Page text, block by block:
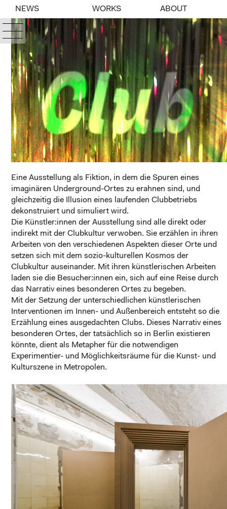
NEWS WORKS ABOUT
Eine Ausstellung als Fiktion, in dem die Spuren eines
imaginären Underground-Ortes zu erahnen sind, und
gleichzeitig die Illusion eines laufenden Clubbetriebs
dekonstruiert und simuliert wird.
Die Künstler:innen der Ausstellung sind alle direkt oder
indirekt mit der Clubkultur verwoben. Sie erzählen in ihren
Arbeiten von den verschiedenen Aspekten dieser Orte und
setzen sich mit dem sozio-kulturellen Kosmos der
Clubkultur auseinander. Mit ihren künstlerischen Arbeiten
laden sie die Besucher:innen ein, sich auf eine Reise durch
das Narrativ eines besonderen Ortes zu begeben.
Mit der Setzung der unterschiedlichen künstlerischen
Interventionen im Innen- und Außenbereich entsteht so die
Erzählung eines ausgedachten Clubs. Dieses Narrativ eines
besonderen Ortes, der tatsächlich so in Berlin existieren
könnte, dient als Metapher für die notwendigen
Experimentier- und Möglichkeitsräume für die Kunst- und
Kulturszene in Metropolen.